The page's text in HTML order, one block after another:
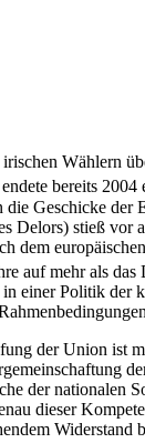
Wählern
bereits
Geschicke
Delors) stieß
dem
auf mehr als das
einer Politik
der Union ist
der
dieser
Widerstand